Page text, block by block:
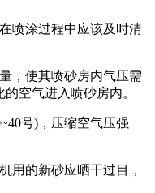
喷涂过程中应该及时清
，使其喷砂房内气压需
空气进入喷砂房内。
号)，压缩空气压强
用的新砂应晒干过目，